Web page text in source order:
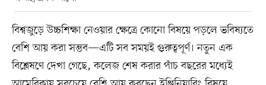
বিশ্বজুড়ে উচ্চশিক্ষা নেওয়ার ক্ষেত্রে কোনো বিষয়ে পড়লে ভবিষ্যতে
বেশি আয় করা সম্ভব—এটি সব সময়ই গুরুত্বপূর্ণ। নতুন এক
বিশ্লেষণে দেখা গেছে, কলেজ শেষ করার পাঁচ বছরের মধ্যেই